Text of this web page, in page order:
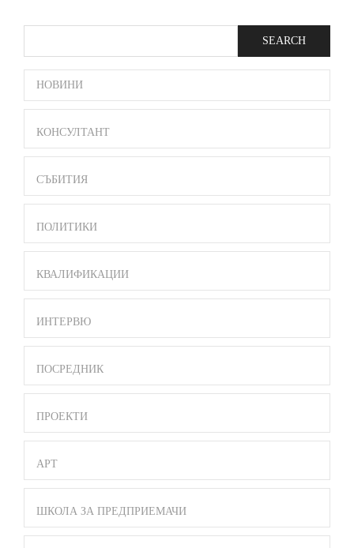
SIDE
BAR
MENU
НОВИНИ
КОНСУЛТАНТ
СЪБИТИЯ
ПОЛИТИКИ
КВАЛИФИКАЦИИ
ИНТЕРВЮ
ПОСРЕДНИК
ПРОЕКТИ
АРТ
ШКОЛА ЗА ПРЕДПРИЕМАЧИ